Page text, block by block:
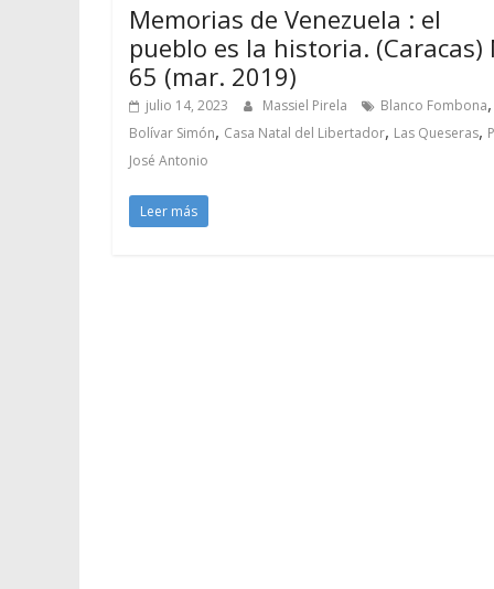
Memorias de Venezuela : el
pueblo es la historia. (Caracas)
65 (mar. 2019)
julio 14, 2023 Massiel Pirela Blanco Fombona,
Bolívar Simón, Casa Natal del Libertador, Las Queseras,
José Antonio
Leer más